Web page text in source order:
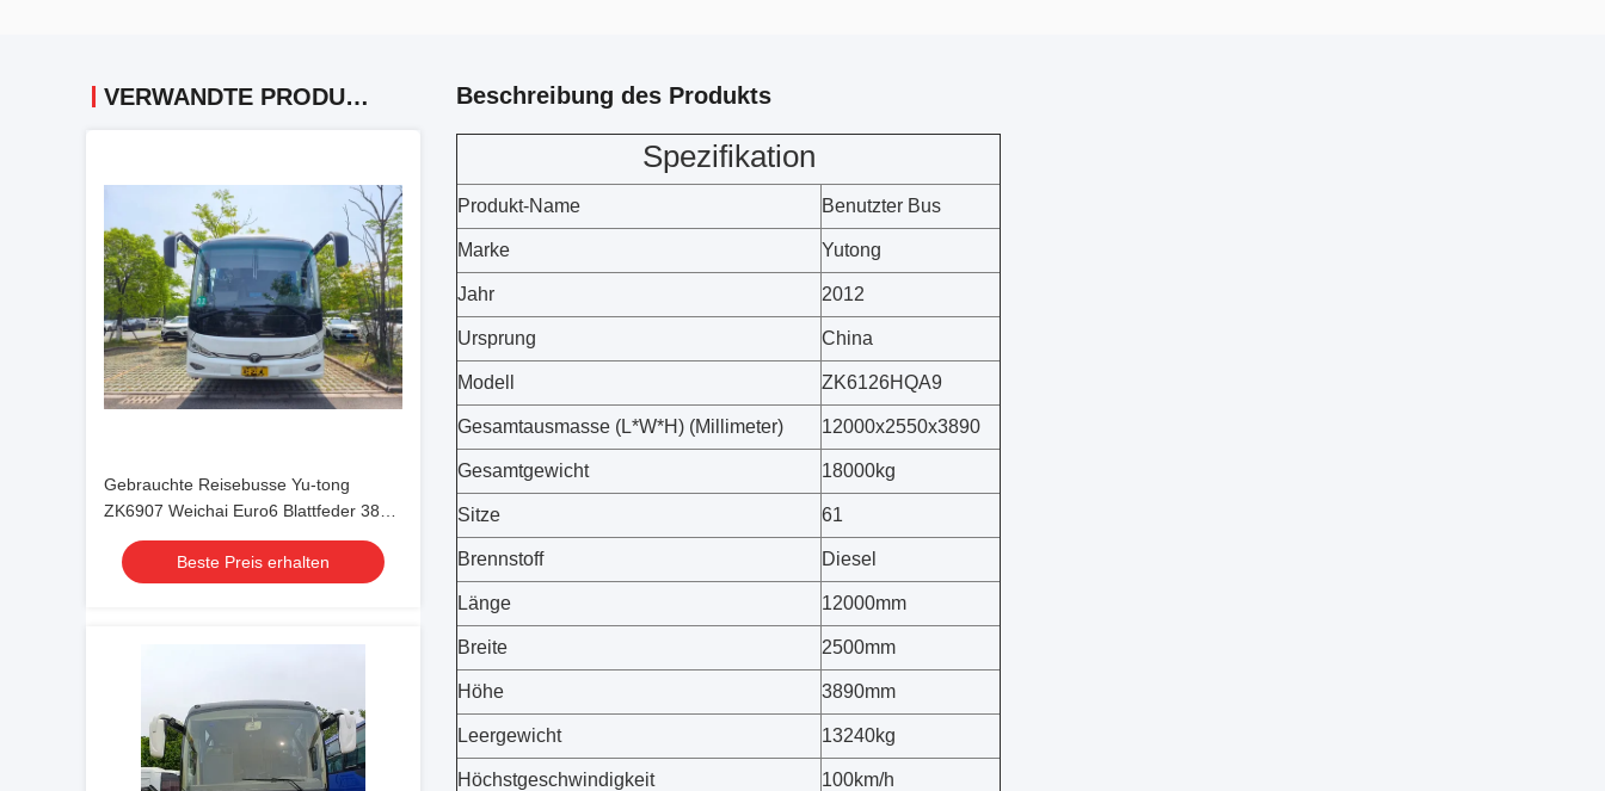
VERWANDTE PRODUKTE
Gebrauchte Reisebusse Yu-tong
ZK6907 Weichai Euro6 Blattfeder 38
Sitze 2023 Jahr Lux Transport mit
Klimaanlage für Shuttle oder
Langstrecken
Beste Preis erhalten
Beschreibung des Produkts
Spezifikation
Produkt-Name Benutzter Bus
Marke Yutong
Jahr 2012
Ursprung China
Modell ZK6126HQA9
Gesamtausmasse (L*W*H) (Millimeter) 12000x2550x3890
Gesamtgewicht 18000kg
Sitze 61
Brennstoff Diesel
Länge 12000mm
Breite 2500mm
Höhe 3890mm
Leergewicht 13240kg
Höchstgeschwindigkeit 100km/h